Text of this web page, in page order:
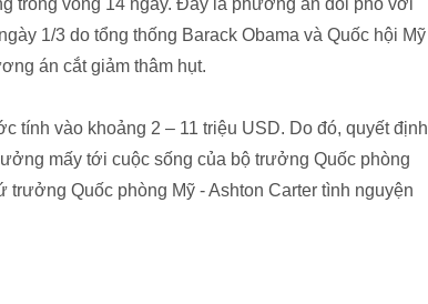
trong vòng 14 ngày. Đây là phương án đối phó với
1/3 do tổng thống Barack Obama và Quốc hội Mỹ
án cắt giảm thâm hụt.
tính vào khoảng 2 – 11 triệu USD. Do đó, quyết định
mấy tới cuộc sống của bộ trưởng Quốc phòng
Quốc phòng Mỹ - Ashton Carter tình nguyện